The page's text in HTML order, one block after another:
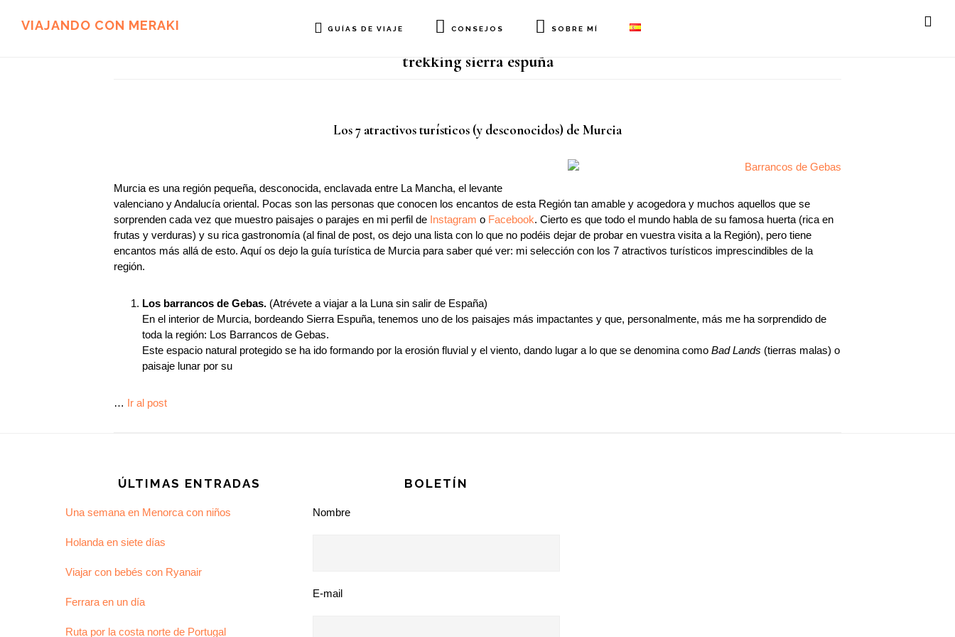
VIAJANDO CON MERAKI GUÍAS DE VIAJE CONSEJOS SOBRE MÍ
trekking sierra espuña
Los 7 atractivos turísticos (y desconocidos) de Murcia
Murcia es una región pequeña, desconocida, enclavada entre La Mancha, el levante
valenciano y Andalucía oriental. Pocas son las personas que conocen los encantos de esta Región tan amable y acogedora y muchos aquellos que se
sorprenden cada vez que muestro paisajes o parajes en mi perfil de Instagram o Facebook. Cierto es que todo el mundo habla de su famosa huerta (rica en
frutas y verduras) y su rica gastronomía (al final de post, os dejo una lista con lo que no podéis dejar de probar en vuestra visita a la Región), pero tiene
encantos más allá de esto. Aquí os dejo la guía turística de Murcia para saber qué ver: mi selección con los 7 atractivos turísticos imprescindibles de la
región.
Los barrancos de Gebas. (Atrévete a viajar a la Luna sin salir de España)
En el interior de Murcia, bordeando Sierra Espuña, tenemos uno de los paisajes más impactantes y que, personalmente, más me ha sorprendido de
toda la región: Los Barrancos de Gebas.
Este espacio natural protegido se ha ido formando por la erosión fluvial y el viento, dando lugar a lo que se denomina como Bad Lands (tierras malas) o
paisaje lunar por su
… Ir al post
ÚLTIMAS ENTRADAS
Una semana en Menorca con niños
Holanda en siete días
Viajar con bebés con Ryanair
Ferrara en un día
Ruta por la costa norte de Portugal
BOLETÍN
Nombre
E-mail